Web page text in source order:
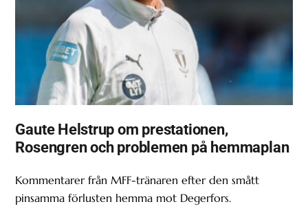
Gaute Helstrup om prestationen,
Rosengren och problemen på hemmaplan
Kommentarer från MFF-tränaren efter den smått
pinsamma förlusten hemma mot Degerfors.